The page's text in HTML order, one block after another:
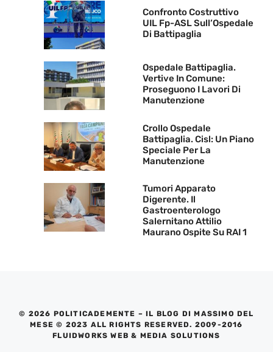
Confronto Costruttivo
UIL Fp-ASL Sull’Ospedale
Di Battipaglia
Ospedale Battipaglia.
Vertive In Comune:
Proseguono I Lavori Di
Manutenzione
Crollo Ospedale
Battipaglia. Cisl: Un Piano
Speciale Per La
Manutenzione
Tumori Apparato
Digerente. Il
Gastroenterologo
Salernitano Attilio
Maurano Ospite Su RAI 1
© 2026 POLITICADEMENTE – IL BLOG DI MASSIMO DEL
MESE © 2023 ALL RIGHTS RESERVED. 2009-2016
FLUIDWORKS WEB & MEDIA SOLUTIONS